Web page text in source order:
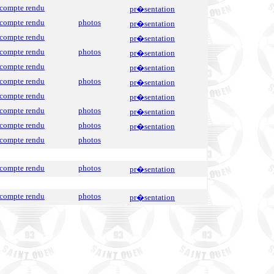
compte rendu
pr�sentation
compte rendu
photos
pr�sentation
compte rendu
pr�sentation
compte rendu
photos
pr�sentation
compte rendu
pr�sentation
compte rendu
photos
pr�sentation
compte rendu
pr�sentation
compte rendu
photos
pr�sentation
compte rendu
photos
pr�sentation
compte rendu
photos
compte rendu photos pr�sentation
compte rendu photos pr�sentation